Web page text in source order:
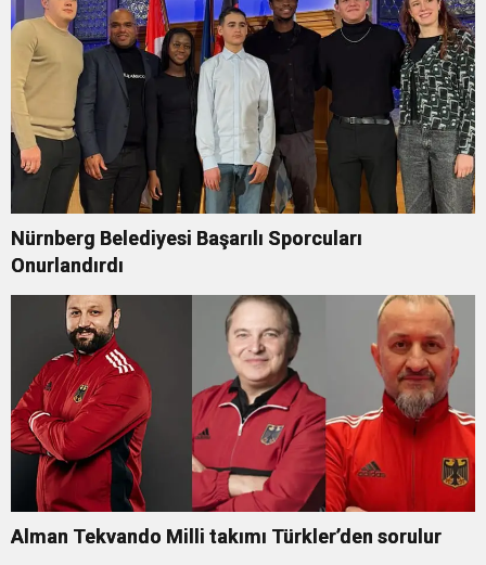
Nürnberg Belediyesi Başarılı Sporcuları
Onurlandırdı
Alman Tekvando Milli takımı Türkler’den sorulur